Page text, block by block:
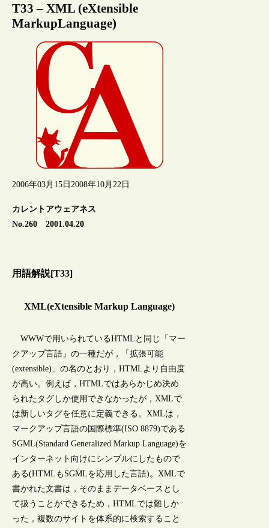
T33 – XML (eXtensible
MarkupLanguage)
2006年03月15日 2008年10月22日
カレントアウェアネス
No.260 2001.04.20
用語解説[T33]
XML(eXtensible Markup Language)
WWWで用いられているHTMLと同じ「マー
クアップ言語」の一種だが，「拡張可能
(extensible)」の名のとおり，HTMLより自由度
が高い。例えば，HTMLではあらかじめ決め
られたタグしか使用できなかったが，XMLで
は新しいタグを任意に定義できる。XMLは，
マークアップ言語の国際標準(ISO 8879)である
SGML(Standard Generalized Markup Language)を
インターネット向けにシンプルにしたもので
ある(HTMLもSGMLを応用した言語)。XMLで
書かれた文書は，そのままデータベースとし
て扱うことができるため，HTMLでは難しか
った，複数のサイトを体系的に検索すること